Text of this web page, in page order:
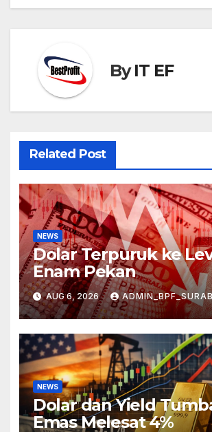
ByIT EF
Related Post
NEWS
Dolar Terpuruk ke
Enam Pekan
AUG 6, 2026
NEWS
Dolar dan Yield
Emas Melesat 4%